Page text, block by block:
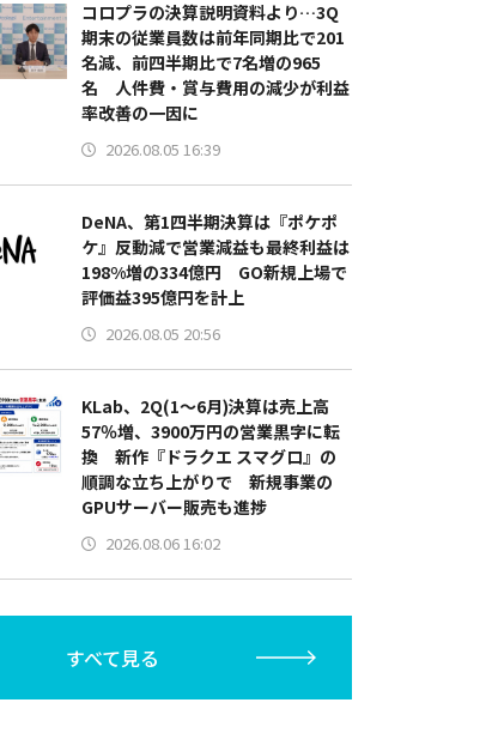
コロプラの決算説明資料より…3Q
期末の従業員数は前年同期比で201
名減、前四半期比で7名増の965
名 人件費・賞与費用の減少が利益
率改善の一因に
2026.08.05 16:39
DeNA、第1四半期決算は『ポケポ
ケ』反動減で営業減益も最終利益は
198%増の334億円 GO新規上場で
評価益395億円を計上
2026.08.05 20:56
KLab、2Q(1～6月)決算は売上高
57％増、3900万円の営業黒字に転
換 新作『ドラクエ スマグロ』の
順調な立ち上がりで 新規事業の
GPUサーバー販売も進捗
2026.08.06 16:02
すべて見る